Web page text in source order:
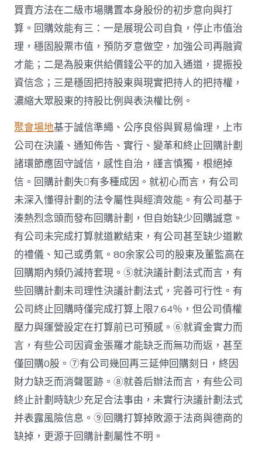
買賣方法在二級市場購置本身股份的初步意向與打
算。回購效能有三：一是展現公司自負，停止市值治
理，穩固股票市值，預防歹意做空，加強公司再融資
才能；二是為股東供給價錢公平的加入通道，提振投
資信念；三是穩固把持股東與現實把持人的把持權，
濃縮大眾股東的持股比例與表決權比例。
聚會場地基于誠信準繩、公序良俗與貿易倫理，上市
公司在決議、通知佈告、實行、變革和終止回購計劃
諸環節應固守誠信，感性自治，謹言慎獨，根絕掉
信。回購計劃失有多種成因。就初心而言，有公司
未深入懂得計劃的法令屬性與經濟效能。有公司基于
湊熱烈念頭而發布回購計劃，但自始缺少回購誠意。
有公司未完成打算就道歉結束，有公司甚至缺少道歉
的禮儀、知己或勇氣。80余家公司的股東及董監高在
回購期內頻仍減持套現。⑤就決議計劃法式而言，有
些回購計劃未司理性決議計劃法式，完善可行性。有
公司終止回購時僅完成打算上限7.64％，但公司債權
壓力與運營設定在打算前已可預感。⑥就資金實力而
言，有些公司因資金張羅才能缺乏而無功而返，甚至
僅回購0股。⑦有公司幾回再三延伸回購刻日，終因
財力缺乏而消聲匿跡。⑧就善后辦法而言，有些公司
終止計劃時缺少充足合法事由，未實行決議計劃法式
并表露風險信息。⑨回購打算掉敗源于法商與德商的
缺掉，更源于回購計劃屬性不明。